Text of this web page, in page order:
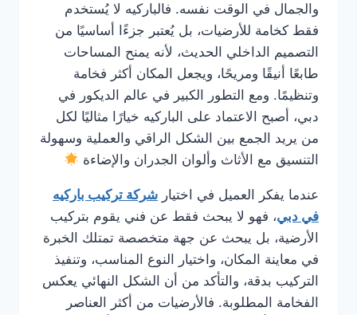
والجمال في الوقت نفسه. فالباركيه لا يُستخدم
فقط كخامة للأرضيات، بل يُعتبر جزءًا أساسيًا من
التصميم الداخلي الحديث، لأنه يمنح المساحات
طابعًا أنيقًا ومريحًا، ويجعل المكان أكثر فخامة
وتنظيمًا. ومع التطور الكبير في عالم الديكور في
دبي، أصبح الاعتماد على الباركيه خيارًا مثاليًا لكل
من يريد الجمع بين الشكل الراقي والعملية وسهولة
التنسيق مع الأثاث وألوان الجدران والإضاءة
عندما يفكر العميل في اختيار شركة تركيب باركيه
في دبي، فهو لا يبحث فقط عن فني يقوم بتركيب
الأرضية، بل يبحث عن جهة متخصصة تمتلك الخبرة
في معاينة المكان، واختيار النوع المناسب، وتنفيذ
التركيب بدقة، والتأكد من أن الشكل النهائي يعكس
الفخامة المطلوبة. فالأرضيات من أكثر العناصر